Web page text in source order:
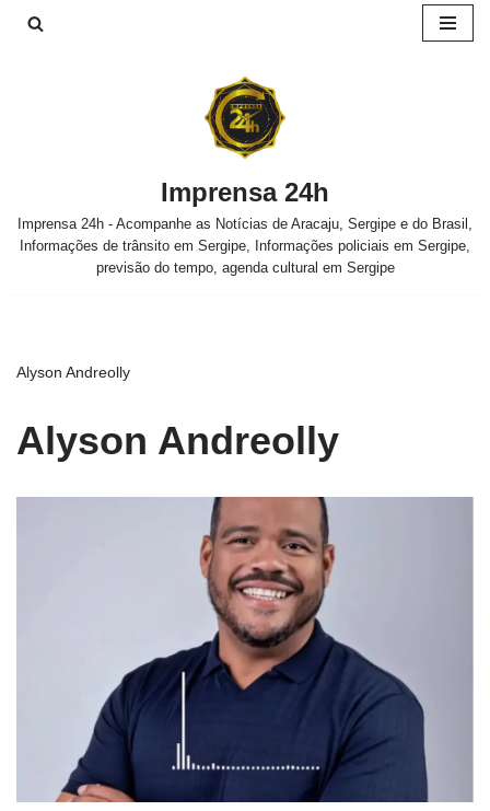
Imprensa 24h
Imprensa 24h - Acompanhe as Notícias de Aracaju, Sergipe e do Brasil,
Informações de trânsito em Sergipe, Informações policiais em Sergipe,
previsão do tempo, agenda cultural em Sergipe
Alyson Andreolly
Alyson Andreolly